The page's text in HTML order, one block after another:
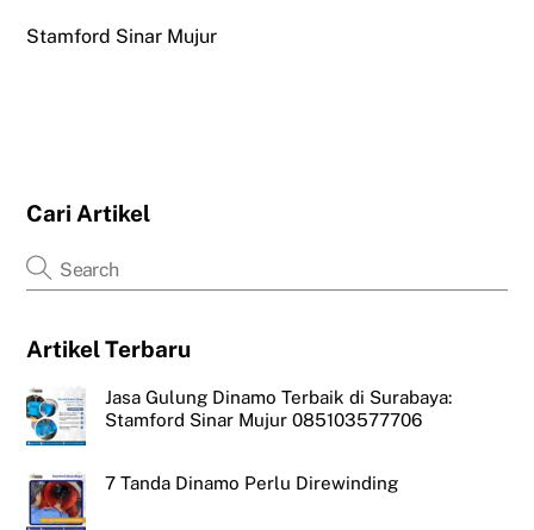
Stamford Sinar Mujur
Cari Artikel
Artikel Terbaru
Jasa Gulung Dinamo Terbaik di Surabaya:
Stamford Sinar Mujur 085103577706
7 Tanda Dinamo Perlu Direwinding